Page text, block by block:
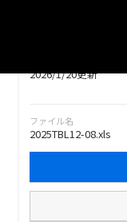
2026/1/20更新
ファイル名
2025TBL12-08.xls